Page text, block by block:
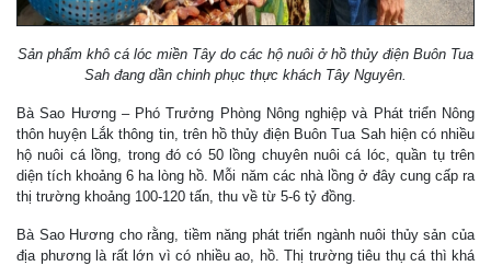
Sản phẩm khô cá lóc miền Tây do các hộ nuôi ở hồ thủy điện Buôn Tua
Sah đang dần chinh phục thực khách Tây Nguyên.
Bà Sao Hương – Phó Trưởng Phòng Nông nghiệp và Phát triển Nông
thôn huyện Lắk thông tin, trên hồ thủy điện Buôn Tua Sah hiện có nhiều
hộ nuôi cá lồng, trong đó có 50 lồng chuyên nuôi cá lóc, quần tụ trên
diện tích khoảng 6 ha lòng hồ. Mỗi năm các nhà lồng ở đây cung cấp ra
thị trường khoảng 100-120 tấn, thu về từ 5-6 tỷ đồng.
Bà Sao Hương cho rằng, tiềm năng phát triển ngành nuôi thủy sản của
địa phương là rất lớn vì có nhiều ao, hồ. Thị trường tiêu thụ cá thì khá